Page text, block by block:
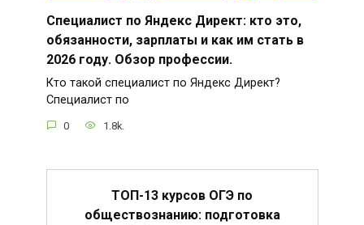
Специалист по Яндекс Директ: кто это,
обязанности, зарплаты и как им стать в
2026 году. Обзор профессии.
Кто такой специалист по Яндекс Директ?
Специалист по
0 1.8k.
ТОП-13 курсов ОГЭ по
обществознанию: подготовка